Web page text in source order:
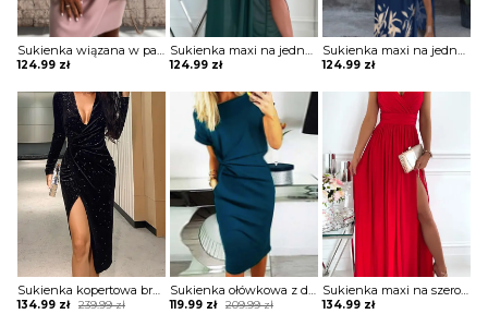
Sukienka wiązana w pasie z krótkimi koronkowymi rękawami
124.99 zł
Sukienka maxi na jedno ramię z drapowaniem
124.99 zł
Sukienka maxi na jedno ramię z zabudowanym dekoltem
124.99 zł
Sukienka kopertowa brokatowa z drapowaniem
239.99zł
Original
134.99 zł
Current
Sukienka ołówkowa z drapowaniem i dekoltem w łódkę
209.99zł
Original
119.99 zł
Current
Sukienka maxi na szerokich ramiączkach z kopertową górą i rozporkiem
134.99 zł